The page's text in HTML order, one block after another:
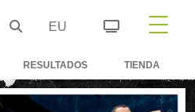
EU
RESULTADOS TIENDA